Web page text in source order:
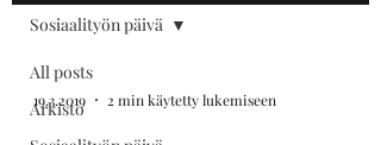
All posts
Arkisto
Sosiaalityön päivä
19.3.2019 2 min käytetty lukemiseen